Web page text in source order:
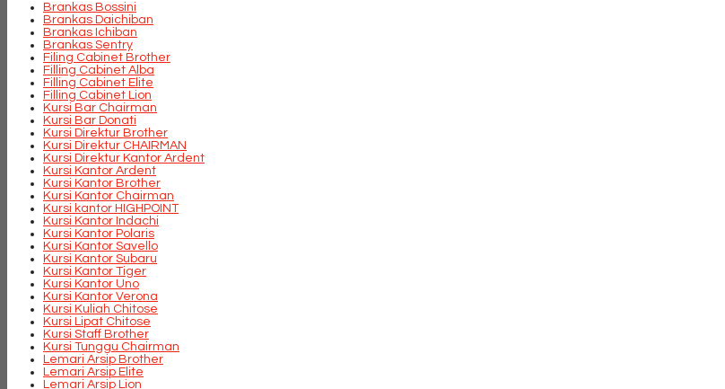
Brankas Bossini
Brankas Daichiban
Brankas Ichiban
Brankas Sentry
Filing Cabinet Brother
Filling Cabinet Alba
Filling Cabinet Elite
Filling Cabinet Lion
Kursi Bar Chairman
Kursi Bar Donati
Kursi Direktur Brother
Kursi Direktur CHAIRMAN
Kursi Direktur Kantor Ardent
Kursi Kantor Ardent
Kursi Kantor Brother
Kursi Kantor Chairman
Kursi kantor HIGHPOINT
Kursi Kantor Indachi
Kursi Kantor Polaris
Kursi Kantor Savello
Kursi Kantor Subaru
Kursi Kantor Tiger
Kursi Kantor Uno
Kursi Kantor Verona
Kursi Kuliah Chitose
Kursi Lipat Chitose
Kursi Staff Brother
Kursi Tunggu Chairman
Lemari Arsip Brother
Lemari Arsip Elite
Lemari Arsip Lion